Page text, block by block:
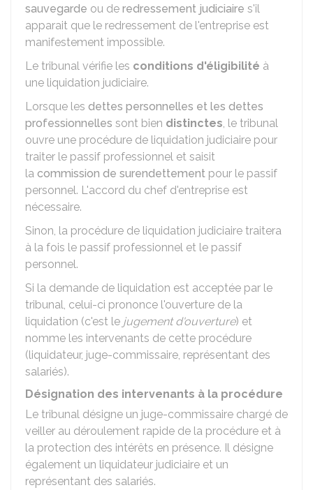
sauvegarde ou de redressement judiciaire s'il
apparait que le redressement de l'entreprise est
manifestement impossible.
Le tribunal vérifie les conditions d'éligibilité à
une liquidation judiciaire.
Lorsque les dettes personnelles et les dettes
professionnelles sont bien distinctes, le tribunal
ouvre une procédure de liquidation judiciaire pour
traiter le passif professionnel et saisit
la commission de surendettement pour le passif
personnel. L'accord du chef d'entreprise est
nécessaire.
Sinon, la procédure de liquidation judiciaire traitera
à la fois le passif professionnel et le passif
personnel.
Si la demande de liquidation est acceptée par le
tribunal, celui-ci prononce l'ouverture de la
liquidation (c'est le jugement d'ouverture) et
nomme les intervenants de cette procédure
(liquidateur, juge-commissaire, représentant des
salariés).
Désignation des intervenants à la procédure
Le tribunal désigne un juge-commissaire chargé de
veiller au déroulement rapide de la procédure et à
la protection des intérêts en présence. Il désigne
également un liquidateur judiciaire et un
représentant des salariés.